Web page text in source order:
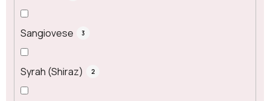
Sangiovese 3
Syrah (Shiraz) 2